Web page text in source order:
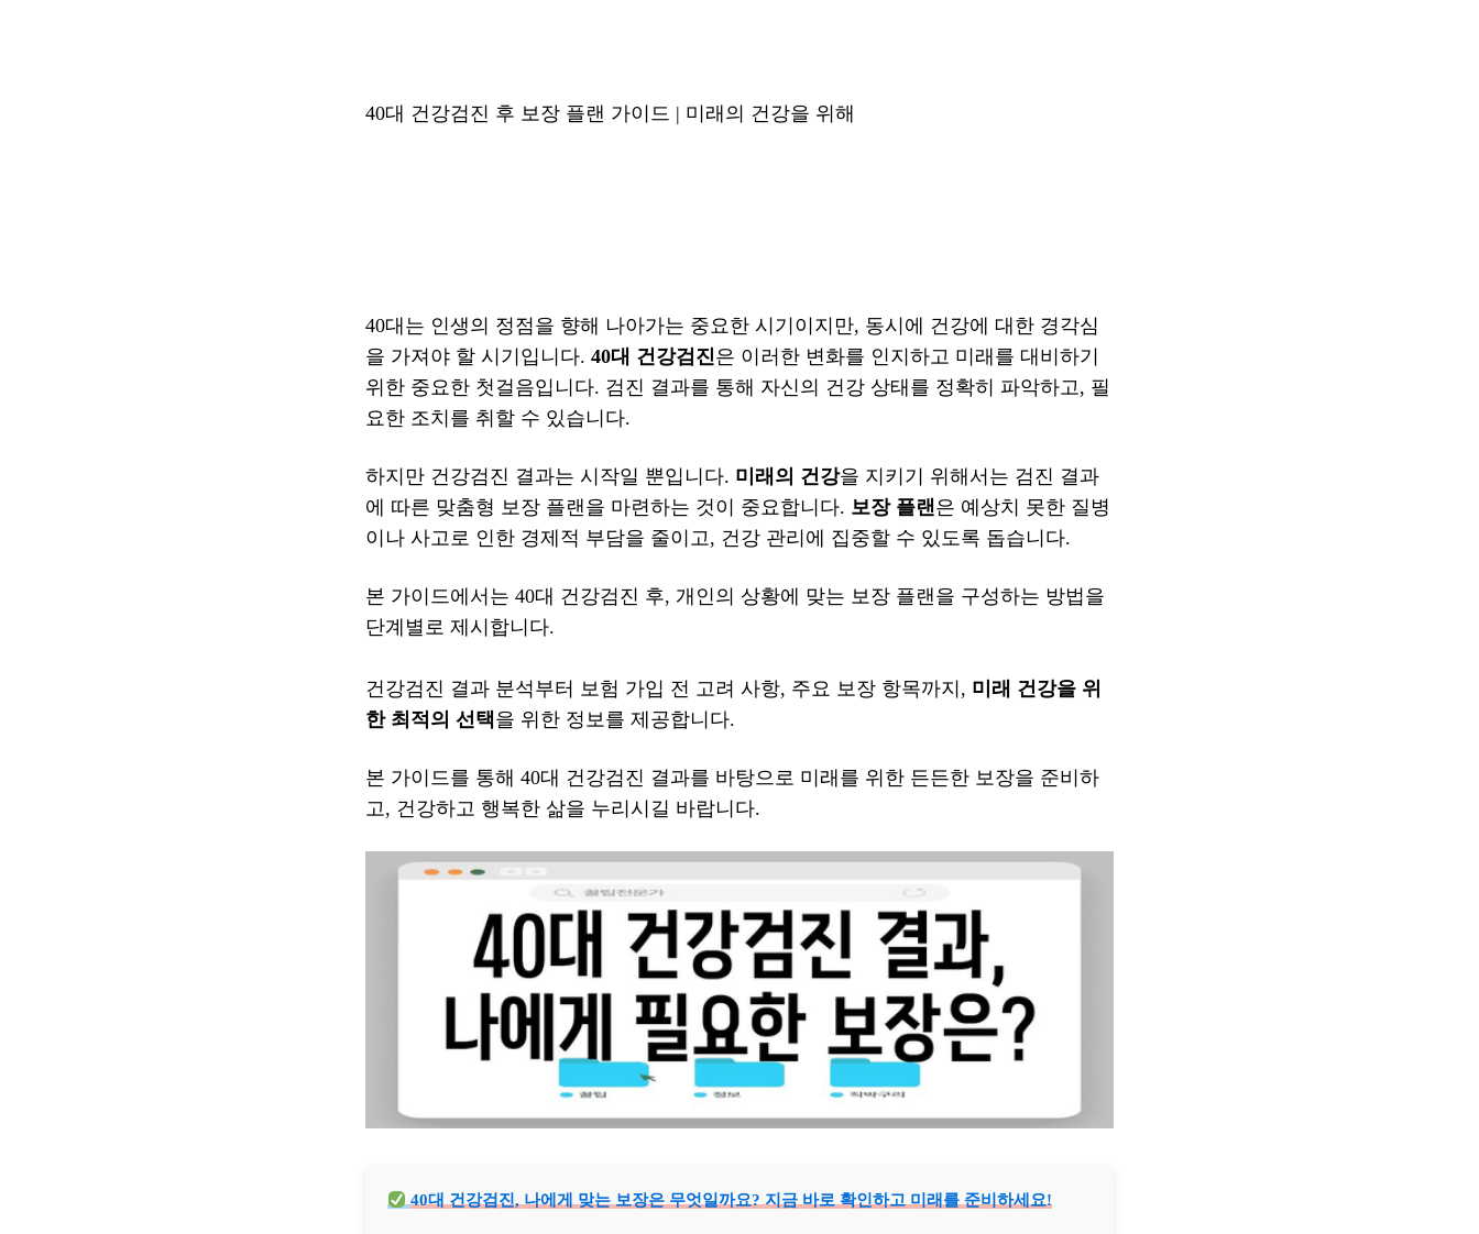
40대 건강검진 후 보장 플랜 가이드 | 미래의 건강을 위해
40대는 인생의 정점을 향해 나아가는 중요한 시기이지만, 동시에 건강에 대한 경각심
을 가져야 할 시기입니다. 40대 건강검진은 이러한 변화를 인지하고 미래를 대비하기
위한 중요한 첫걸음입니다. 검진 결과를 통해 자신의 건강 상태를 정확히 파악하고, 필
요한 조치를 취할 수 있습니다.
하지만 건강검진 결과는 시작일 뿐입니다. 미래의 건강을 지키기 위해서는 검진 결과
에 따른 맞춤형 보장 플랜을 마련하는 것이 중요합니다. 보장 플랜 은 예상치 못한 질병
이나 사고로 인한 경제적 부담을 줄이고, 건강 관리에 집중할 수 있도록 돕습니다.
본 가이드에서는 40대 건강검진 후, 개인의 상황에 맞는 보장 플랜을 구성하는 방법을
단계별로 제시합니다.
건강검진 결과 분석부터 보험 가입 전 고려 사항, 주요 보장 항목까지, 미래 건강을 위
한 최적의 선택을 위한 정보를 제공합니다.
본 가이드를 통해 40대 건강검진 결과를 바탕으로 미래를 위한 든든한 보장을 준비하
고, 건강하고 행복한 삶을 누리시길 바랍니다.
40대 건강검진, 나에게 맞는 보장은 무엇일까요? 지금 바로 확인하고 미래를 준비하세요!